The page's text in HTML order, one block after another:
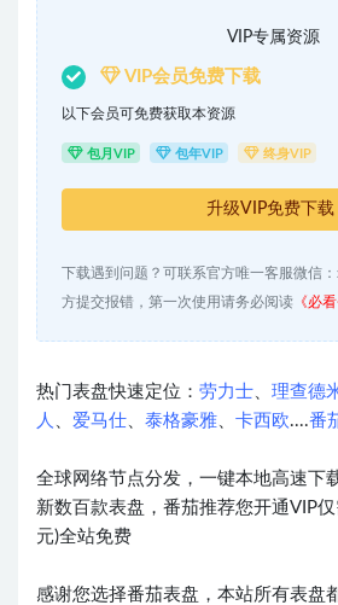
VIP专属资源
VIP会员免费下载
以下会员可免费获取本资源
包月VIP 包年VIP 终身VIP
升级VIP免费下载
下载遇到问题？可联系官方唯一客服微信
方提交报错，第一次使用请务必阅读 《必
热门表盘快速定位： 劳力士 理查德
人
爱马仕 泰格豪雅 卡西欧....番
全球网络节点分发，一键本地高速下
新数百款表盘，番茄推荐您开通VIP
元)全站免费
感谢您选择番茄表盘，本站所有表盘